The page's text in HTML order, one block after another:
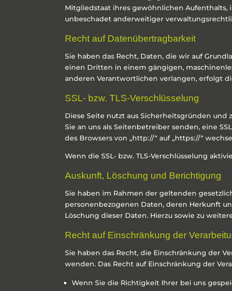
Mitgliedstaat ihres gewöhnlichen Aufenthalts,
unbeschadet anderweitiger
Recht auf Daten­übertrag­barkeit
Sie haben das Recht, Daten, die wir auf
einen Dritten in einem gängigen,
anderen Verantwortlichen verlangen, erfolgt
SSL- bzw. TLS-Verschlüsselung
Diese Seite nutzt aus Sicherheitsgründen
Sie an uns als Seitenbetreiber senden, eine
des Browsers von „http://“ auf „https://“
Wenn die SSL- bzw. TLS-Verschlüsselung
Auskunft, Löschung und Berichtigung
Sie haben im Rahmen der geltenden
personenbezogenen Daten, deren Herkunft
Löschung dieser Daten. Hierzu sowie zu
Recht auf Einschränkung der
Sie haben das Recht, die Einschränkung der
wenden. Das Recht auf Einschränkung der
Wenn Sie die Richtigkeit Ihrer bei uns